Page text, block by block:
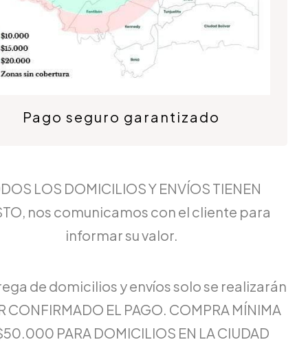
Pago seguro garantizado
LOS DOMICILIOS Y ENVÍOS TIENEN
nos comunicamos con el cliente para
informar su valor.
de domicilios y envíos solo se realizarán
CONFIRMADO EL PAGO. COMPRA MÍNIMA
PARA DOMICILIOS EN LA CIUDAD